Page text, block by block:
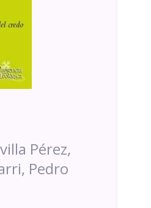
Pérez,
Pedro